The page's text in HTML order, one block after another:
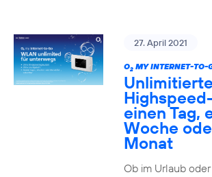
27. April 2021
O2MY INTERNET-TO-
einen Tag,
Woche
Monat
Ob im Urlaub